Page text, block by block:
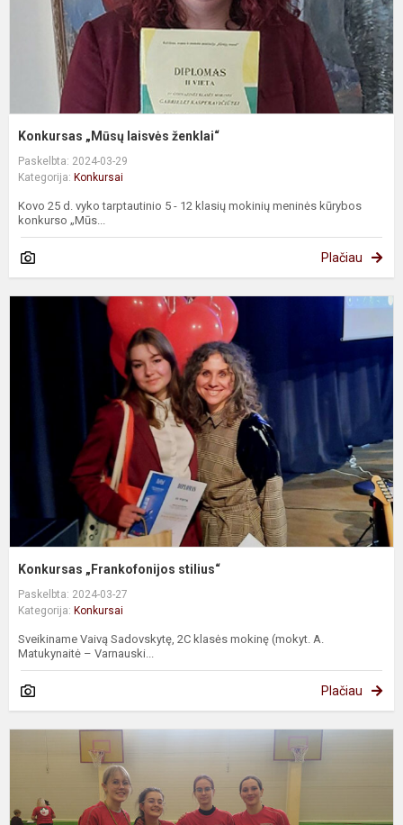
Konkursas „Mūsų laisvės ženklai“
Paskelbta: 2024-03-29
Kategorija: Konkursai
Kovo 25 d. vyko tarptautinio 5 - 12 klasių mokinių meninės kūrybos
konkurso „Mūs...
Plačiau
Konkursas „Frankofonijos stilius“
Paskelbta: 2024-03-27
Kategorija: Konkursai
Sveikiname Vaivą Sadovskytę, 2C klasės mokinę (mokyt. A.
Matukynaitė – Varnauski...
Plačiau